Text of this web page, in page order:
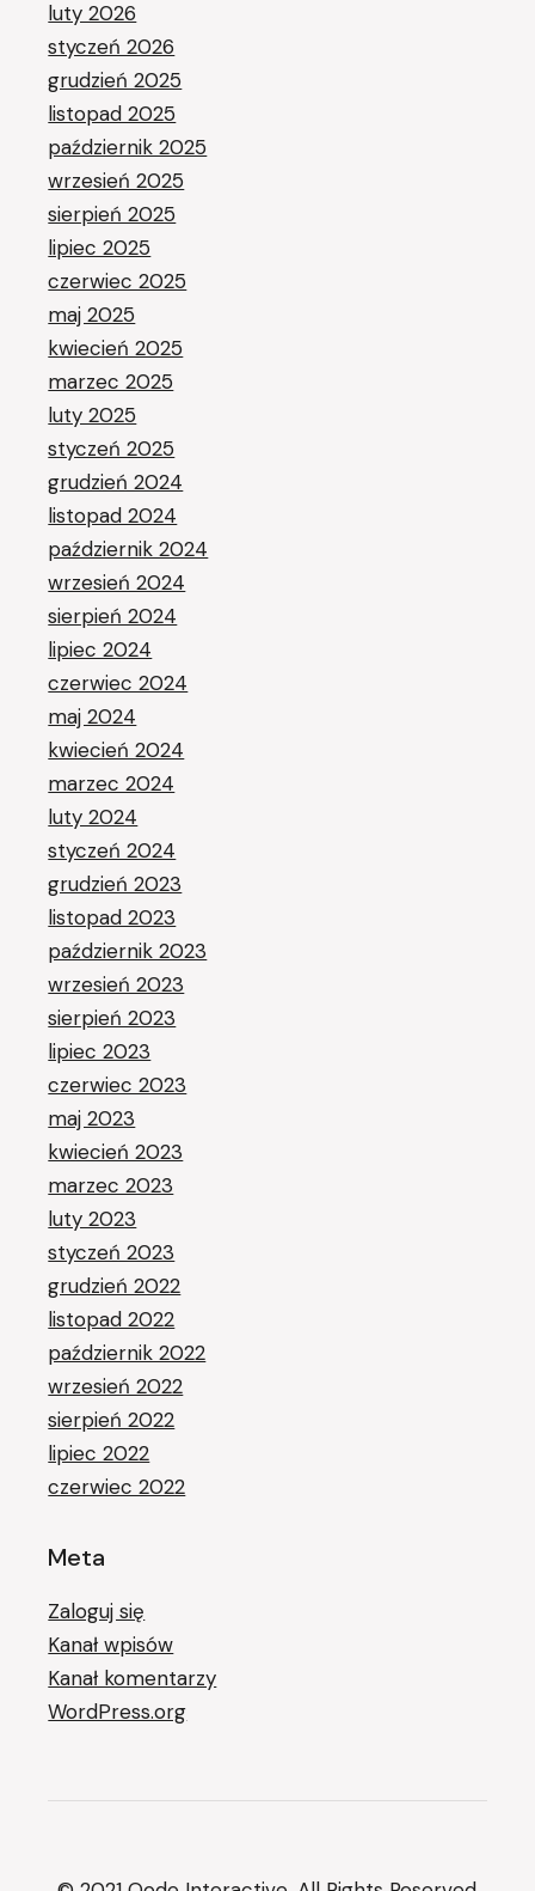
luty 2026
styczeń 2026
grudzień 2025
listopad 2025
październik 2025
wrzesień 2025
sierpień 2025
lipiec 2025
czerwiec 2025
maj 2025
kwiecień 2025
marzec 2025
luty 2025
styczeń 2025
grudzień 2024
listopad 2024
październik 2024
wrzesień 2024
sierpień 2024
lipiec 2024
czerwiec 2024
maj 2024
kwiecień 2024
marzec 2024
luty 2024
styczeń 2024
grudzień 2023
listopad 2023
październik 2023
wrzesień 2023
sierpień 2023
lipiec 2023
czerwiec 2023
maj 2023
kwiecień 2023
marzec 2023
luty 2023
styczeń 2023
grudzień 2022
listopad 2022
październik 2022
wrzesień 2022
sierpień 2022
lipiec 2022
czerwiec 2022
Meta
Zaloguj się
Kanał wpisów
Kanał komentarzy
WordPress.org